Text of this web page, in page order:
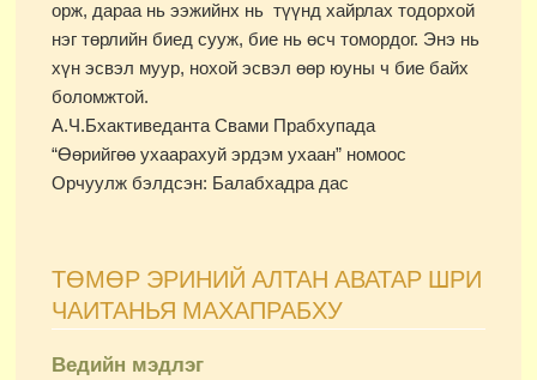
орж, дараа нь ээжийнх нь түүнд хайрлах тодорхой
нэг төрлийн биед сууж, бие нь өсч томордог. Энэ нь
хүн эсвэл муур, нохой эсвэл өөр юуны ч бие байх
боломжтой.
А.Ч.Бхактиведанта Свами Прабхупада
“Өөрийгөө ухаарахуй эрдэм ухаан” номоос
Орчуулж бэлдсэн: Балабхадра дас
ТӨМӨР ЭРИНИЙ АЛТАН АВАТАР ШРИ
ЧАИТАНЬЯ МАХАПРАБХУ
Ведийн мэдлэг